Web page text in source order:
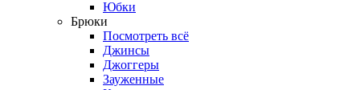
Юбки
Брюки
Посмотреть всё
Джинсы
Джоггеры
Зауженные